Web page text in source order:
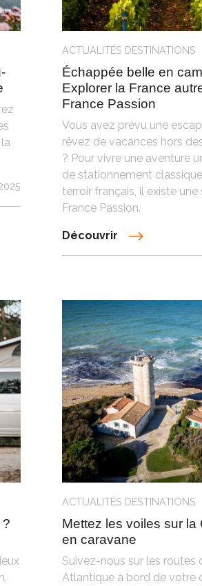
ACTUALITÉS DESTINATIONS
Échappée belle en
Explorer la France
France Passion
Vous avez prévu une
rêvez de vacances hors
? Pour vivre une aventure
de stationnement
terroir français, il existe
France Passion.
Découvrir
?
ACTUALITÉS DESTINATIONS
Mettez les voiles sur la
en caravane
Suivez-nous sur les routes
Atlantique à bord de votre